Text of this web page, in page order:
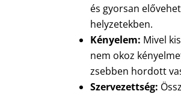
és gyorsan
helyzetekben.
Kényelem: Mivel
nem okoz
zsebben hordott
Szervezettség: